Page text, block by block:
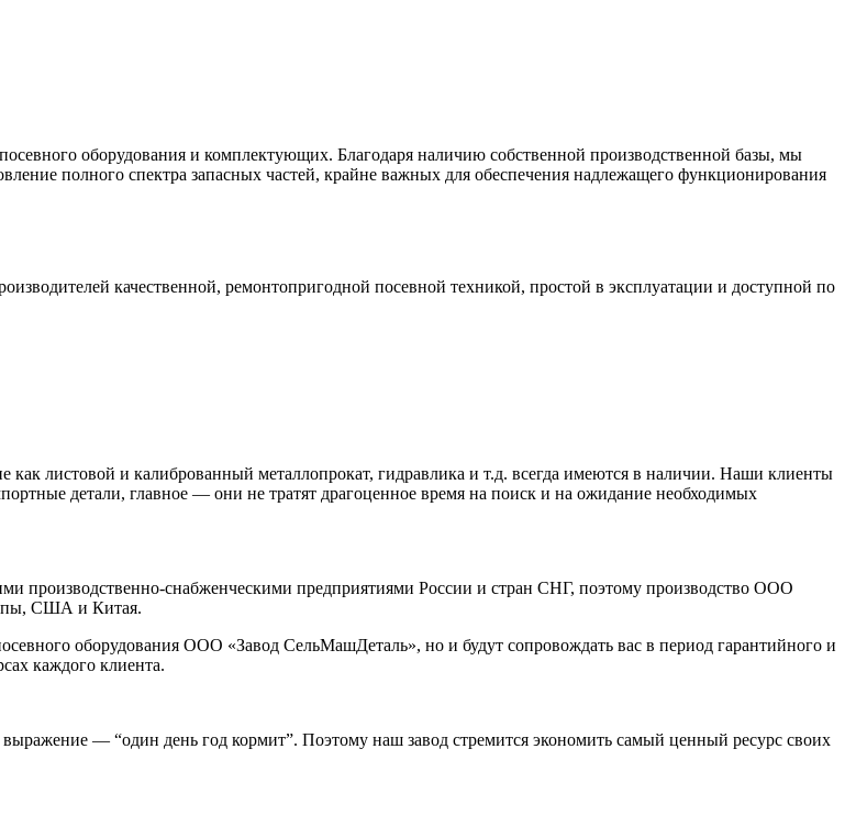
оборудования и комплектующих. Благодаря наличию собственной производственной базы, мы
полного спектра запасных частей, крайне важных для обеспечения надлежащего функционирования
качественной, ремонтопригодной посевной техникой, простой в эксплуатации и доступной по
как листовой и калиброванный металлопрокат, гидравлика и т.д. всегда имеются в наличии. Наши клиенты
детали, главное — они не тратят драгоценное время на поиск и на ожидание необходимых
производственно-снабженческими предприятиями России и стран СНГ, поэтому производство ООО
США и Китая.
оборудования ООО «Завод СельМашДеталь», но и будут сопровождать вас в период гарантийного и
каждого клиента.
— “один день год кормит”. Поэтому наш завод стремится экономить самый ценный ресурс своих